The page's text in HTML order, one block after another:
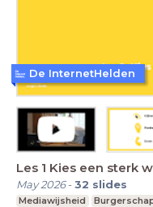
Les 1 Kies een sterk
May 2026-32 slides
Mediawijsheid
De InternetHelden